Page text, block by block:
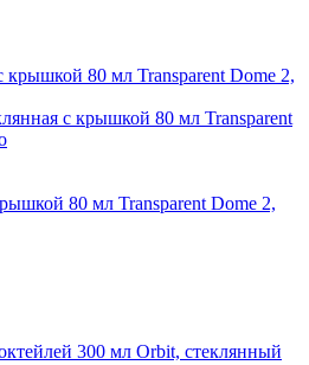
80 мл Transparent Dome 2,